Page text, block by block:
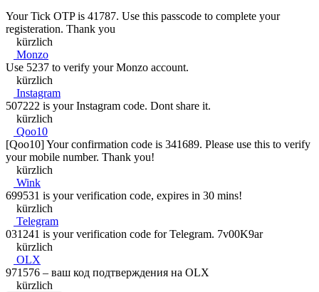
Your Tick OTP is 41787. Use this passcode to complete your
registeration. Thank you
kürzlich
Monzo
Use 5237 to verify your Monzo account.
kürzlich
Instagram
507222 is your Instagram code. Dont share it.
kürzlich
Qoo10
[Qoo10] Your confirmation code is 341689. Please use this to verify
your mobile number. Thank you!
kürzlich
Wink
699531 is your verification code, expires in 30 mins!
kürzlich
Telegram
031241 is your verification code for Telegram. 7v00K9ar
kürzlich
OLX
971576 – ваш код подтверждения на OLX
kürzlich